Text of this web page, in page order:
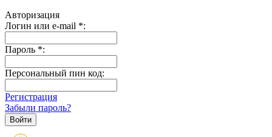
Авторизация
Логин или e-mail *:
Пароль *:
Персональный пин код:
Регистрация
Забыли пароль?